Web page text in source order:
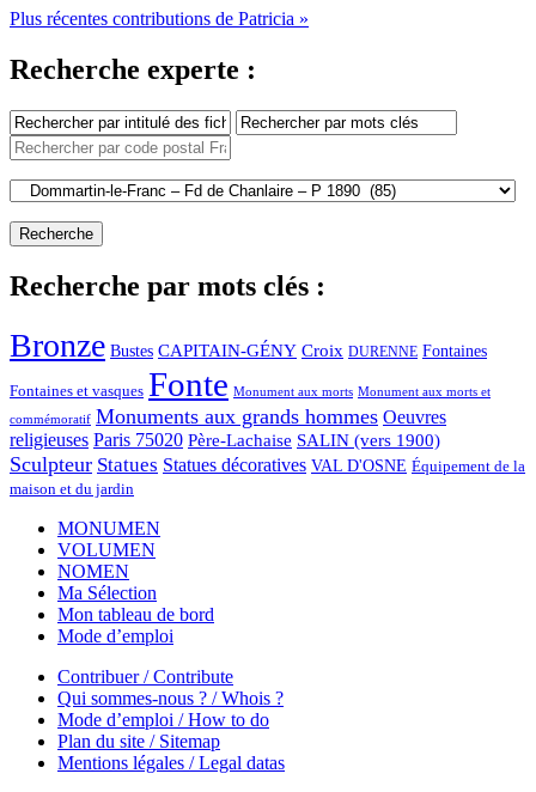
Plus récentes contributions de Patricia »
Recherche experte :
Recherche par mots clés :
Bronze Bustes CAPITAIN-GÉNY Croix DURENNE Fontaines
Fontaines et vasques Fonte Monument aux morts Monument aux morts et
commémoratif Monuments aux grands hommes Oeuvres
religieuses Paris 75020 Père-Lachaise SALIN (vers 1900)
Sculpteur Statues Statues décoratives VAL D'OSNE Équipement de la
maison et du jardin
MONUMEN
VOLUMEN
NOMEN
Ma Sélection
Mon tableau de bord
Mode d’emploi
Contribuer / Contribute
Qui sommes-nous ? / Whois ?
Mode d’emploi / How to do
Plan du site / Sitemap
Mentions légales / Legal datas